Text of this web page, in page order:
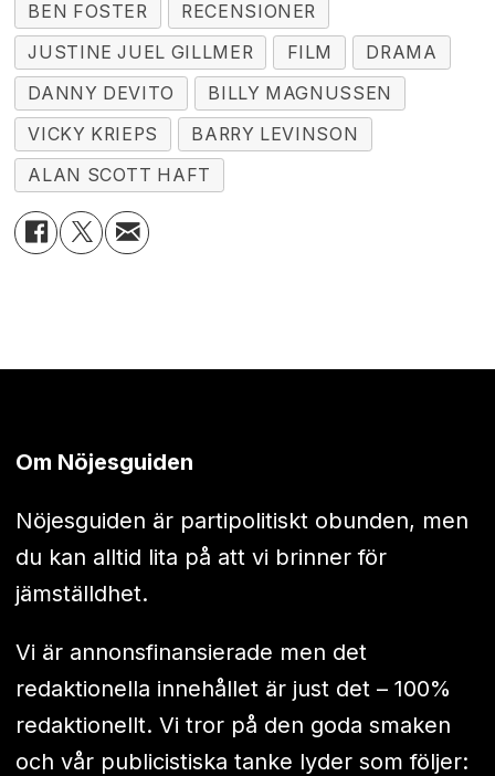
BEN FOSTER
RECENSIONER
JUSTINE JUEL GILLMER
FILM
DRAMA
DANNY DEVITO
BILLY MAGNUSSEN
VICKY KRIEPS
BARRY LEVINSON
ALAN SCOTT HAFT
Om Nöjesguiden
Nöjesguiden är partipolitiskt obunden, men
du kan alltid lita på att vi brinner för
jämställdhet.
Vi är annonsfinansierade men det
redaktionella innehållet är just det – 100%
redaktionellt. Vi tror på den goda smaken
och vår publicistiska tanke lyder som följer: